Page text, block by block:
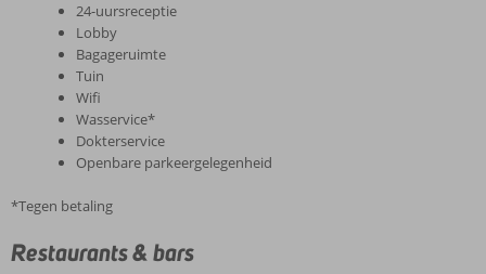
24-uursreceptie
Lobby
Bagageruimte
Tuin
Wifi
Wasservice*
Dokterservice
Openbare parkeergelegenheid
*Tegen betaling
Restaurants & bars